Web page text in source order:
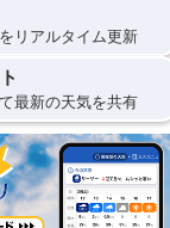
リアルタイム更新
最新の天気を共有